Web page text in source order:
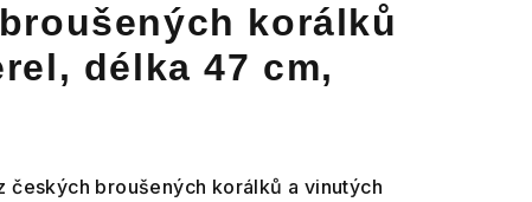
korálků
délka 47 cm,
českých broušených korálků a vinutých